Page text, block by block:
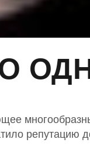
репутацию